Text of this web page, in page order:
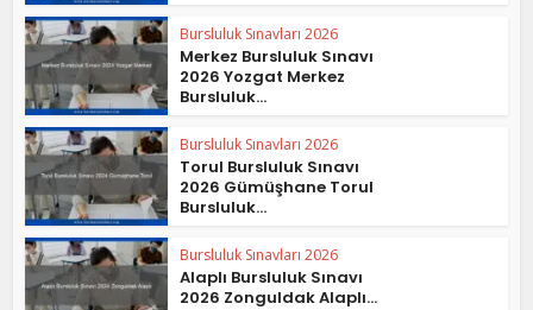
Bursluluk Sınavları 2026
Merkez Bursluluk Sınavı
2026 Yozgat Merkez
Bursluluk...
Bursluluk Sınavları 2026
Torul Bursluluk Sınavı
2026 Gümüşhane Torul
Bursluluk...
Bursluluk Sınavları 2026
Alaplı Bursluluk Sınavı
2026 Zonguldak Alaplı...